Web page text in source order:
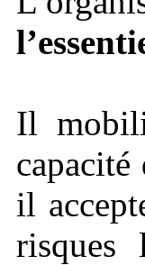
Il
capacité
il
risques